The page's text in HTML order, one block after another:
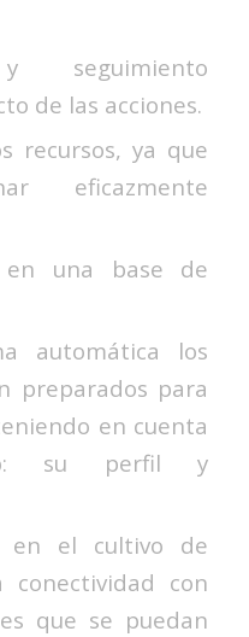
seguimiento
de las acciones.
recursos, ya que
eficazmente
en una base de
automática los
preparados para
en cuenta
su perfil y
en el cultivo de
con
que se puedan